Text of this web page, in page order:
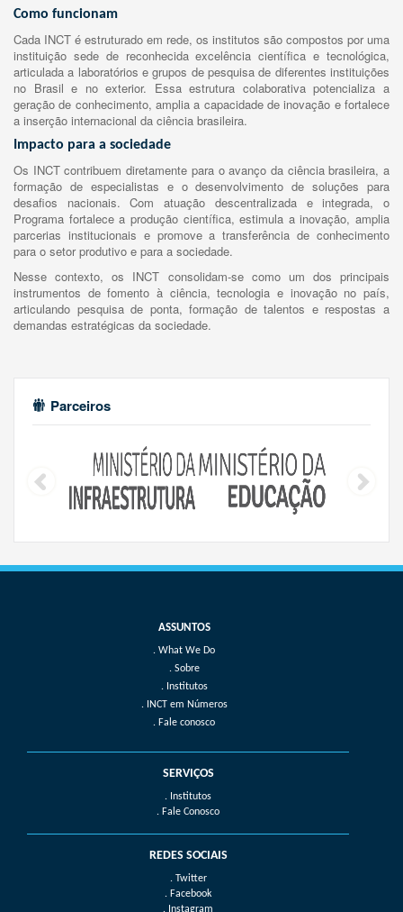
Como funcionam
Cada INCT é estruturado em rede, os institutos são compostos por uma
instituição sede de reconhecida excelência científica e tecnológica,
articulada a laboratórios e grupos de pesquisa de diferentes instituições
no Brasil e no exterior. Essa estrutura colaborativa potencializa a
geração de conhecimento, amplia a capacidade de inovação e fortalece
a inserção internacional da ciência brasileira.
Impacto para a sociedade
Os INCT contribuem diretamente para o avanço da ciência brasileira, a
formação de especialistas e o desenvolvimento de soluções para
desafios nacionais. Com atuação descentralizada e integrada, o
Programa fortalece a produção científica, estimula a inovação, amplia
parcerias institucionais e promove a transferência de conhecimento
para o setor produtivo e para a sociedade.
Nesse contexto, os INCT consolidam-se como um dos principais
instrumentos de fomento à ciência, tecnologia e inovação no país,
articulando pesquisa de ponta, formação de talentos e respostas a
demandas estratégicas da sociedade.
Parceiros
What We Do
Sobre
Institutos
INCT em Números
Fale conosco
SERVIÇOS
. Institutos
. Fale Conosco
REDES SOCIAIS
. Twitter
. Facebook
. Instagram